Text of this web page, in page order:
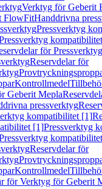
Verktyg för Geberit
FlowFitHanddrivna
Pressverktyg
för
Reservdelar för
Kontrollmedel
Geberit Mepla
pressverktyg
kompatibilitet [1]
[1]Pressverktyg
kompatibilitet
Reservdelar för
Kontrollmedel
för Verktyg för Geberit